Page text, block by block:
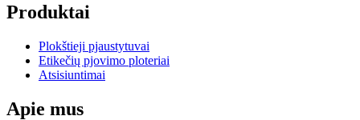
Produktai
Plokštieji pjaustytuvai
Etikečių pjovimo ploteriai
Atsisiuntimai
Apie mus